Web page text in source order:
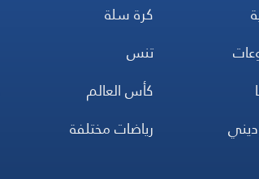
كرة سلة
تنس
كأس العالم
رياضات مختلفة